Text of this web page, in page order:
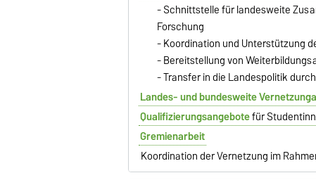
- Schnittstelle für landesweite
Forschung
- Koordination und Unterstützung
- Bereitstellung von
- Transfer in die Landespolitik
Landes- und bundesweite
Qualifizierungsangebotefür
Gremienarbeit
Koordination der Vernetzung im